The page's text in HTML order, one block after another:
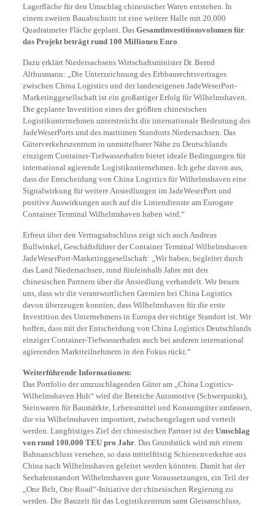
Lagerfläche für den Umschlag chinesischer Waren entstehen. In
einem zweiten Bauabschnitt ist eine weitere Halle mit 20.000
Quadratmeter Fläche geplant. Das Gesamtinvestitionsvolumen für
das Projekt beträgt rund 100 Millionen Euro.
Dazu erklärt Niedersachsens Wirtschaftsminister Dr. Bernd
Althusmann: „Die Unterzeichnung des Erbbaurechtsvertrages
zwischen China Logistics und der landeseigenen JadeWeserPort-
Marketinggesellschaft ist ein großartiger Erfolg für Wilhelmshaven.
Die geplante Investition eines der größten chinesischen
Logistikunternehmen unterstreicht die internationale Bedeutung des
JadeWeserPorts und des maritimen Standorts Niedersachsen. Das
Güterverkehrszentrum in unmittelbarer Nähe zu Deutschlands
einzigem Container-Tiefwasserhafen bietet ideale Bedingungen für
international agierende Logistikunternehmen. Ich gehe davon aus,
dass die Entscheidung von China Logistics für Wilhelmshaven eine
Signalwirkung für weitere Ansiedlungen im JadeWeserPort und
positive Auswirkungen auch auf die Liniendienste am Eurogate
Container Terminal Wilhelmshaven haben wird.“
Erfreut über den Vertragsabschluss zeigt sich auch Andreas
Bullwinkel, Geschäftsführer der Container Terminal Wilhelmshaven
JadeWeserPort-Marketinggesellschaft: „Wir haben, begleitet durch
das Land Niedersachsen, rund fünfeinhalb Jahre mit den
chinesischen Partnern über die Ansiedlung verhandelt. Wir freuen
uns, dass wir die verantwortlichen Gremien bei China Logistics
davon überzeugen konnten, dass Wilhelmshaven für die erste
Investition des Unternehmens in Europa der richtige Standort ist. Wir
hoffen, dass mit der Entscheidung von China Logistics Deutschlands
einziger Container-Tiefwasserhafen auch bei anderen international
agierenden Marktteilnehmern in den Fokus rückt.“
Weiterführende Informationen:
Das Portfolio der umzuschlagenden Güter am „China Logistics-
Wilhelmshaven Hub“ wird die Bereiche Automotive (Schwerpunkt),
Steinwaren für Baumärkte, Lebensmittel und Konsumgüter umfassen,
die via Wilhelmshaven importiert, zwischengelagert und verteilt
werden. Langfristiges Ziel der chinesischen Partner ist derUmschlag
von rund 100.000 TEU pro Jahr. Das Grundstück wird mit einem
Bahnanschluss versehen, so dass mittelfristig Schienenverkehre aus
China nach Wilhelmshaven geleitet werden könnten. Damit hat der
Seehafenstandort Wilhelmshaven gute Voraussetzungen, ein Teil der
„One Belt, One Road“-Initiative der chinesischen Regierung zu
werden. Die Bauzeit für das Logistikzentrum samt Gleisanschluss,